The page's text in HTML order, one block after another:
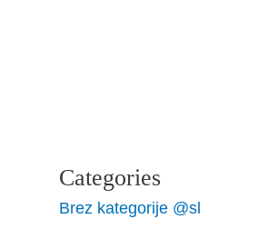
Categories
Brez kategorije @sl